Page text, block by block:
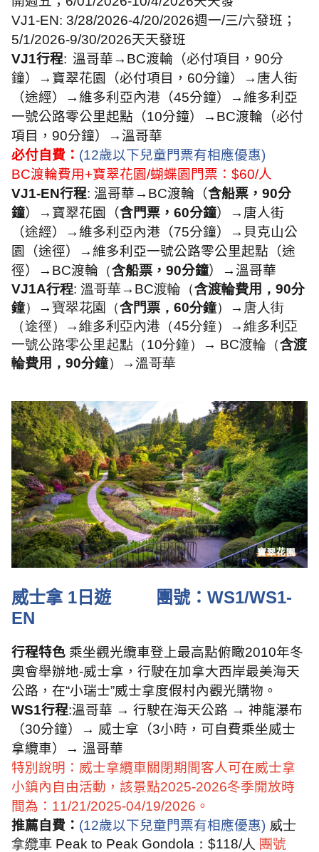
VJ1-EN: 3/28/2026-4/20/2026週一/三/六發班；
5/1/2026-9/30/2026天天發班
VJ1行程: 溫哥華→ BC渡輪（必付項目， 90分
鐘）→寶翠花園（必付項目， 60分鐘）→唐人街
（途經）→維多利亞內港（45分鐘）→維多利亞
一號公路零公里起點（10分鐘）→ BC渡輪（必付
項目， 90分鐘）→溫哥華
必付自費： (12歲以下兒童門票有相應優惠)
BC渡輪費用+寶翠花園/蝴蝶園門票： $60/人
VJ1-EN行程: 溫哥華→ BC渡輪（含船票， 90分
鐘）→寶翠花園（含門票， 60分鐘）→唐人街
（途經）→維多利亞內港（75分鐘）→貝克山公
園（途徑）
→維多利亞一號公路零公里起點（途
徑）→ BC渡輪 （含船票 ， 90分鐘）→溫哥華
VJ1A行程: 溫哥華→ BC渡輪 （含渡輪費用， 90分
鐘）→寶翠花園（含門票， 60分鐘）→唐人街
（途徑）→維多利亞內港（45分鐘）→維多利亞
一號公路零公里起點（10分鐘）→ BC渡輪（含渡
輪費用， 90分鐘）→溫哥華
威士拿1 日遊 團號： WS1/WS1-
EN
行程特色 乘坐觀光纜車登上最高點俯瞰2010年冬
奧會舉辦地-威士拿，行駛在加拿大西岸最美海天
公路，在“小瑞士”威士拿度假村內觀光購物。
WS1行程:溫哥華 → 行駛在海天公路 → 神龍瀑布
（30分鐘）→ 威士拿（3小時，可自費乘坐威士
拿纜車）→ 溫哥華
特別說明： 威士拿纜車關閉期間客人可在威士拿
小鎮內自由活動，該景點2025-2026冬季開放時
間為： 11/21/2025-04/19/2026 。
推薦自費： (12歲以下兒童門票有相應優惠) 威士
拿纜車 Peak to Peak Gondola ： $118/人 團號